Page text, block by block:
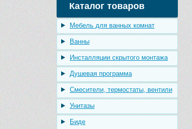
Каталог товаров
Мебель для ванных комнат
Ванны
Инсталляции скрытого монтажа
Душевая программа
Смесители, термостаты, вентили
Унитазы
Биде